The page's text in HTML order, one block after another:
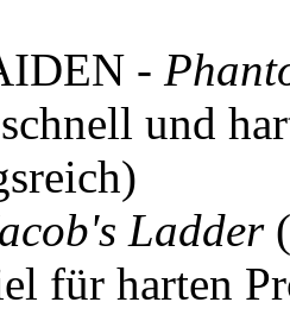
-
und
Ladder
für harten